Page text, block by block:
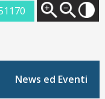
News ed Eventi